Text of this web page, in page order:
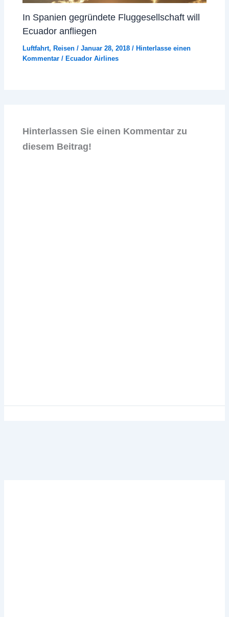
In Spanien gegründete Fluggesellschaft will
Ecuador anfliegen
Luftfahrt, Reisen /Januar 28, 2018/ Hinterlasse einen
Kommentar / Ecuador Airlines
Hinterlassen Sie einen Kommentar zu
diesem Beitrag!